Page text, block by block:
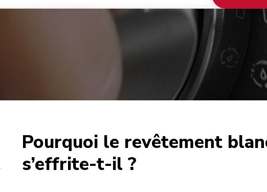
Pourquoi le revêtement
s’effrite-t-il ?